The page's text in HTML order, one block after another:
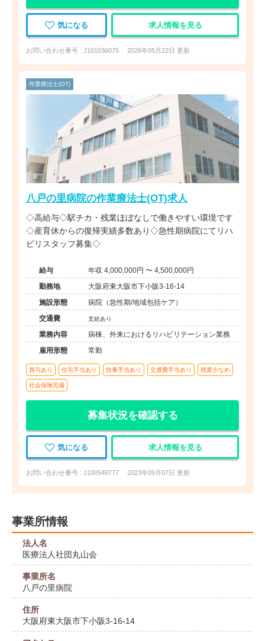
気になる 求人情報を見る
お問い合わせ番号 : J101036075 2026年05月22日 更新
作業療法士(OT)
八戸の里病院の作業療法士(OT)求人
◇高給与◇駅チカ・残業ほぼなしで働きやすい環境です
◇産育休からの復帰実績多数あり◇急性期病院にてリハ
ビリスタッフ募集◇
給与
年収 4,000,000円 〜 4,500,000円
勤務地
大阪府東大阪市下小阪3-16-14
施設形態
病院（急性期/地域包括ケア）
交通費
支給あり
業務内容
病棟、外来におけるリハビリテーション業務
雇用形態
常勤
賞与あり 住宅手当あり 扶養手当あり 交通費手当あり 残業少なめ
社会保険完備
募集状況を確認する
気になる 求人情報を見る
お問い合わせ番号 : J100549777 2023年09月07日 更新
事業所情報
法人名
医療法人社団丸山会
事業所名
八戸の里病院
住所
大阪府東大阪市下小阪3-16-14